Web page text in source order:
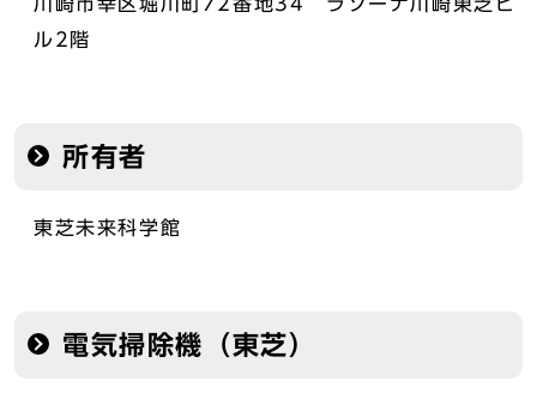
ル2階
所有者
東芝未来科学館
電気掃除機（東芝）